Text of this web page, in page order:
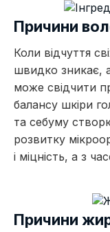
Причини
Коли відчуття
швидко зникає,
може свідчити
балансу шкіри
та себуму
розвитку
і міцність, а з
Причини